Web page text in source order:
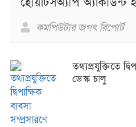
কমপিউটার জগৎ রিপোর্ট
তথ্যপ্রযুক্তিতে
ডেস্ক চালু